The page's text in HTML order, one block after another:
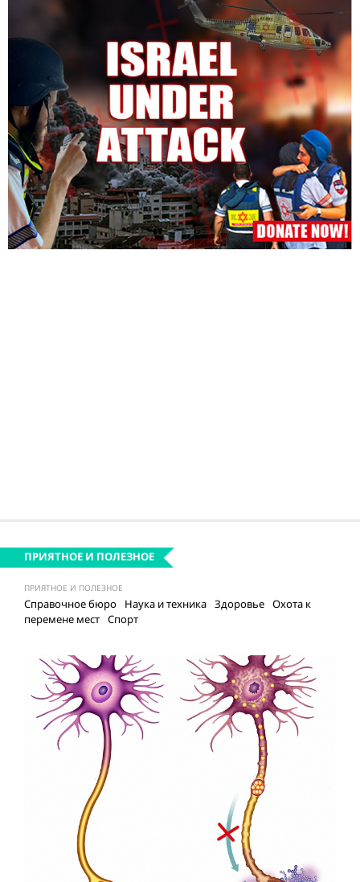
ПРИЯТНОЕ И ПОЛЕЗНОЕ
ПРИЯТНОЕ И ПОЛЕЗНОЕ
Справочное бюро Наука и техника Здоровье Охота к
перемене мест Спорт